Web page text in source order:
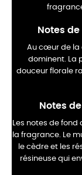
Notes
Au cœur de la
dominent. La
douceur florale
Notes
Les notes de fond
la fragrance. Le
le cèdre et les
résineuse qui